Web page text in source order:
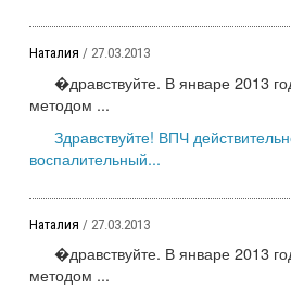
Наталия / 27.03.2013
�дравствуйте. В январе 2013
методом ...
Здравствуйте! ВПЧ
воспалительный...
Наталия / 27.03.2013
�дравствуйте. В январе 2013
методом ...